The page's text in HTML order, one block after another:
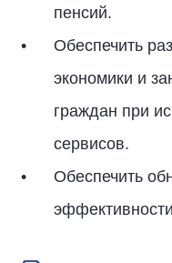
пенсий.
Обеспечить
экономики и
граждан при
сервисов.
Обеспечить